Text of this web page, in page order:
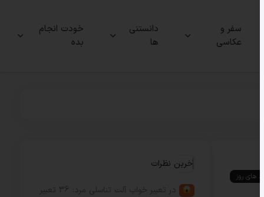
سفر و
عکاسی
دانستنی
ها
خودت انجام
بده
ترند های روز
آخرین نظرات
در
تعبیر خواب آلت تناسلی مرد: 36 تعبیر